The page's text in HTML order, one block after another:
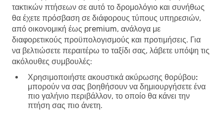
τακτικών πτήσεων σε αυτό το δρομολόγιο και συνήθως
θα έχετε πρόσβαση σε διάφορους τύπους υπηρεσιών,
από οικονομική έως premium, ανάλογα με
διαφορετικούς προϋπολογισμούς και προτιμήσεις. Για
να βελτιώσετε περαιτέρω το ταξίδι σας, λάβετε υπόψη τις
ακόλουθες συμβουλές:
Χρησιμοποιήστε ακουστικά ακύρωσης θορύβου:
μπορούν να σας βοηθήσουν να δημιουργήσετε ένα
πιο γαλήνιο περιβάλλον, το οποίο θα κάνει την
πτήση σας πιο άνετη.